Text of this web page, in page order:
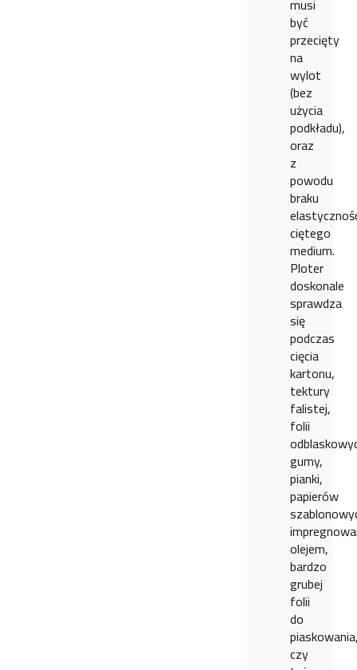
musi
być
przecięty
na
wylot
(bez
użycia
podkładu),
oraz
z
powodu
braku
ciętego
medium.
Ploter
doskonale
sprawdza
się
podczas
cięcia
kartonu,
tektury
falistej,
folii
gumy,
pianki,
papierów
olejem,
bardzo
grubej
folii
do
czy